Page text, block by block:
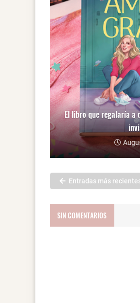
El libro que regalaría a
Entradas más
SIN COMENTARIOS